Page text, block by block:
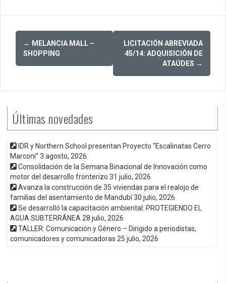
Post
navigation
← MELANCIA MALL –
SHOPPING
LICITACIÓN ABREVIADA
45/14: ADQUISICIÓN DE
ATAÚDES →
Últimas novedades
IDR y Northern School presentan Proyecto “Escalinatas Cerro
Marconi” 3 agosto, 2026
Consolidación de la Semana Binacional de Innovación como
motor del desarrollo fronterizo 31 julio, 2026
Avanza la construcción de 35 viviendas para el realojo de
familias del asentamiento de Mandubí30 julio, 2026
Se desarrolló la capacitación ambiental: PROTEGIENDO EL
AGUA SUBTERRÁNEA 28 julio, 2026
TALLER: Comunicación y Género – Dirigido a periodistas,
comunicadores y comunicadoras 25 julio, 2026